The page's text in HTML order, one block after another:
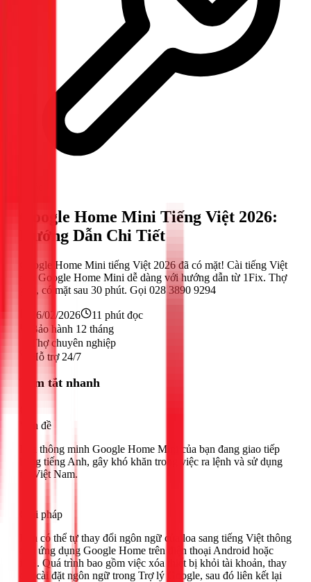
Google Home Mini Tiếng Việt 2026:
Hướng Dẫn Chi Tiết
Google Home Mini tiếng Việt 2026 đã có mặt! Cài tiếng Việt
cho Google Home Mini dễ dàng với hướng dẫn từ 1Fix. Thợ
giỏi, có mặt sau 30 phút. Gọi 028 3890 9294
26/02/2026 11 phút đọc
Bảo hành 12 tháng
Thợ chuyên nghiệp
Hỗ trợ 24/7
Tóm tắt nhanh
Vấn đề
Loa thông minh Google Home Mini của bạn đang giao tiếp
bằng tiếng Anh, gây khó khăn trong việc ra lệnh và sử dụng
tại Việt Nam.
Giải pháp
Bạn có thể tự thay đổi ngôn ngữ của loa sang tiếng Việt thông
qua ứng dụng Google Home trên điện thoại Android hoặc
iOS. Quá trình bao gồm việc xóa thiết bị khỏi tài khoản, thay
đổi cài đặt ngôn ngữ trong Trợ lý Google, sau đó liên kết lại